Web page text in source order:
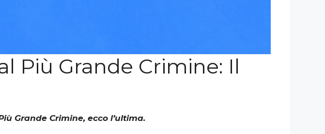
Più Grande Crimine: Il
Grande Crimine, ecco l’ultima.